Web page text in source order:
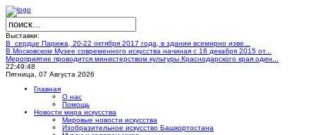
Выставки:
В сердце Парижа, 20-22 октября 2017 года, в здании всемирно изве...
В Московском Музее современного искусства начиная с 16 декабря 2015 от...
Мероприятие проводится министерством культуры Краснодарского края один...
22:49:49
Пятница, 07 Августа 2026
Главная
О нас
Помощь
Новости мира искусства
Мировые новости искусства
Изобразительное искусство Башкортостана